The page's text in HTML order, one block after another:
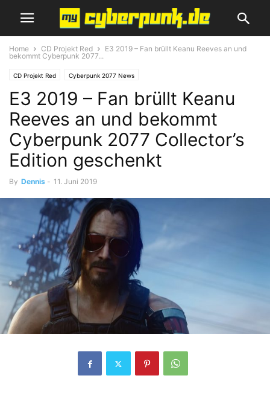
Home CD Projekt Red
E3 2019 – Fan brüllt Keanu Reeves an und
bekommt Cyberpunk 2077...
CD Projekt Red Cyberpunk 2077 News
E3 2019 – Fan brüllt Keanu
Reeves an und bekommt
Cyberpunk 2077 Collector’s
Edition geschenkt
By Dennis - 11. Juni 2019